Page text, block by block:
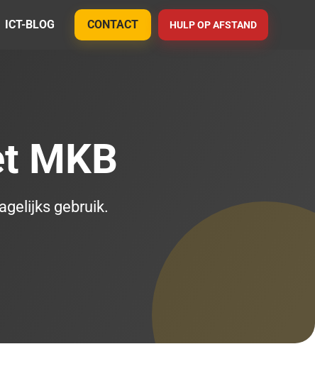
ICT-BLOG CONTACT HULP OP AFSTAND
MKB
gebruik.